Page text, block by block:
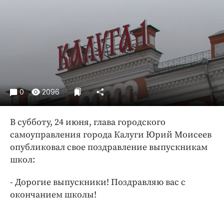
Недвижимость и ЖКХ
Образование
Общество
Погода
Праздники
Спорт
Экономика и бизнес
ПРОЕКТЫ
Блоги
Издания
0 2096
В субботу, 24 июня, глава городского
самоуправления города Калуги Юрий Моисеев
опубликовал свое поздравление выпускникам
школ:
- Дорогие выпускники! Поздравляю вас с
окончанием школы!